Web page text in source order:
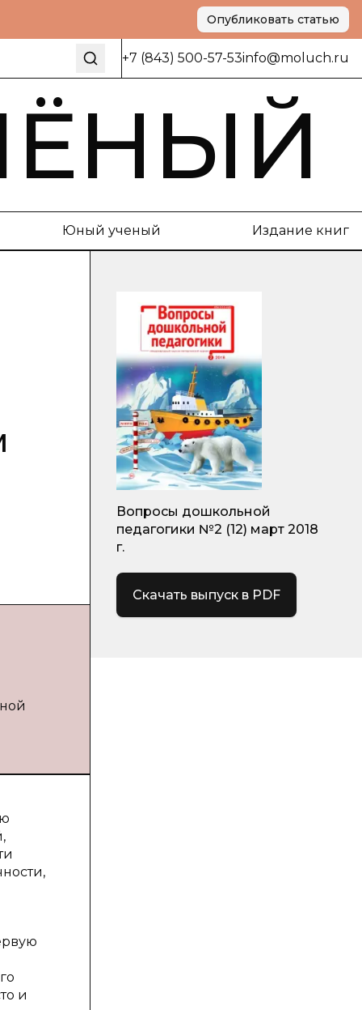
Опубликовать статью
+7 (843) 500-57-53info@moluch.ru
Юный ученый Издание книг
и
Вопросы дошкольной
педагогики №2 (12) март 2018
г.
Скачать выпуск в PDF